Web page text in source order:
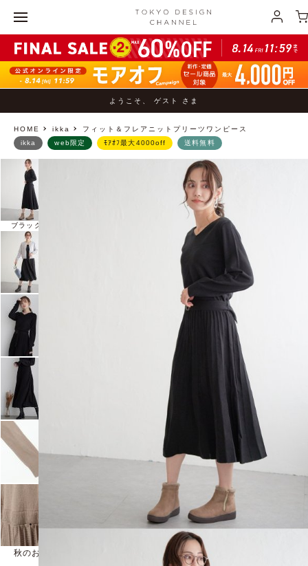
ようこそ、 ゲスト さま
HOME ikka フィット＆フレアニットプリーツワンピース
ブラック
ikka web限定 ﾓｱｵﾌ最大4000off 送料無料
秋のお出かけに着ていきたい、きれいめワンピース